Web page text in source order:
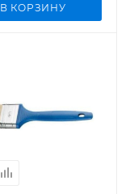
В КОРЗИНУ